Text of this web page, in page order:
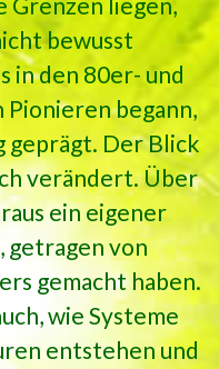
bewusst
in den 80er- und
begann,
geprägt. Der Blick
verändert. Über
ein eigener
getragen von
gemacht haben.
wie Systeme
entstehen und